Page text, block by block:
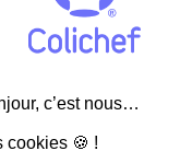
c’est nous…
cookies 🍪 !
à l'écoute !
qu'ils seront ajoutés.